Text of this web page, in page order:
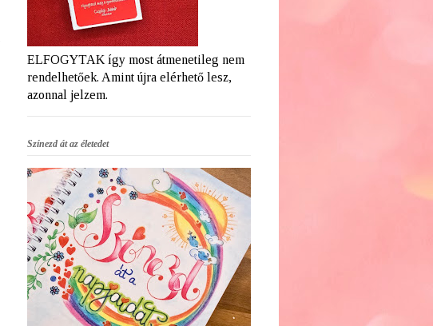
ELFOGYTAK így most átmenetileg nem
rendelhetőek. Amint újra elérhető lesz,
azonnal jelzem.
Színezd át az életedet